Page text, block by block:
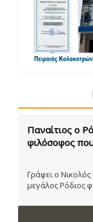
Παναίτιος ο
φιλόσοφος
Γράφει ο
μεγάλος Ρόδιος